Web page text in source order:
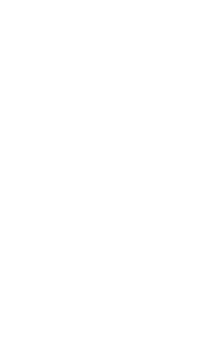
hồng giao dịch sao chép
tin giao dịch, v.v.